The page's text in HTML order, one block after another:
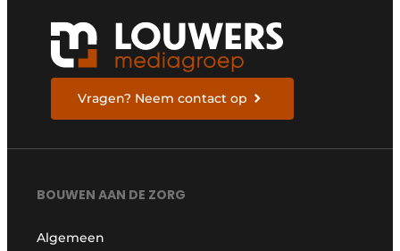
Vragen? Neem contact op
BOUWEN AAN DE ZORG
Algemeen